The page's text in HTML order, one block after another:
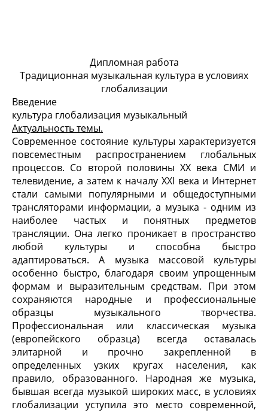
Дипломная работа
Традиционная музыкальная культура в условиях
глобализации
Введение
культура глобализация музыкальный
Актуальность темы.
Современное состояние культуры характеризуется
повсеместным распространением глобальных
процессов. Со второй половины XX века СМИ и
телевидение, а затем к началу XXI века и Интернет
стали самыми популярными и общедоступными
трансляторами информации, а музыка - одним из
наиболее частых и понятных предметов
трансляции. Она легко проникает в пространство
любой культуры и способна быстро
адаптироваться. А музыка массовой культуры
особенно быстро, благодаря своим упрощенным
формам и выразительным средствам. При этом
сохраняются народные и профессиональные
образцы музыкального творчества.
Профессиональная или классическая музыка
(европейского образца) всегда оставалась
элитарной и прочно закрепленной в
определенных узких кругах населения, как
правило, образованного. Народная же музыка,
бывшая всегда музыкой широких масс, в условиях
глобализации уступила это место современной,